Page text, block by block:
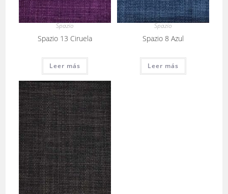
Spazio
Spazio 13 Ciruela
Leer más
Spazio
Spazio 8 Azul
Leer más